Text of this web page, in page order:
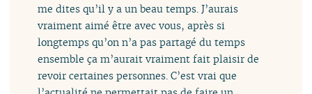
me dites qu’il y a un beau temps. J’aurais
vraiment aimé être avec vous, après si
longtemps qu’on n’a pas partagé du temps
ensemble ça m’aurait vraiment fait plaisir de
revoir certaines personnes. C’est vrai que